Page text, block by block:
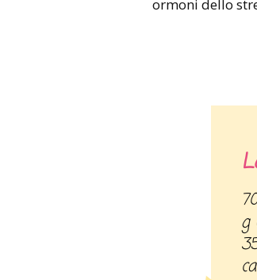
ormoni dello
70 g di pasta con un sugo al pomodoro e 10
g